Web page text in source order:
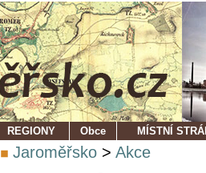
REGIONY Obce MÍSTNÍ
Jaroměřsko > Akce